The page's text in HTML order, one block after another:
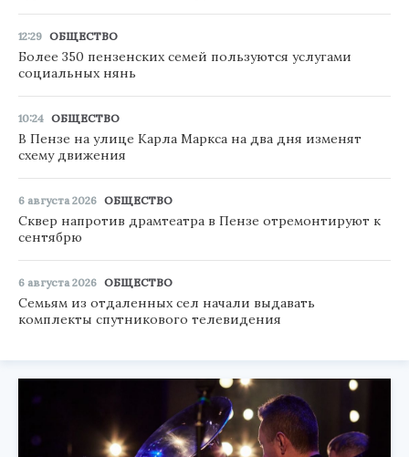
12:29 ОБЩЕСТВО
Более 350 пензенских семей пользуются услугами
социальных нянь
10:24 ОБЩЕСТВО
В Пензе на улице Карла Маркса на два дня изменят
схему движения
6 августа 2026 ОБЩЕСТВО
Сквер напротив драмтеатра в Пензе отремонтируют к
сентябрю
6 августа 2026 ОБЩЕСТВО
Семьям из отдаленных сел начали выдавать
комплекты спутникового телевидения